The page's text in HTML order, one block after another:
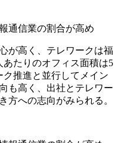
通信業の割合が高め
が高く、テレワークは福
たりのオフィス面積は5
推進と並行してメイン
も高く、出社とテレワー
方への志向がみられる。